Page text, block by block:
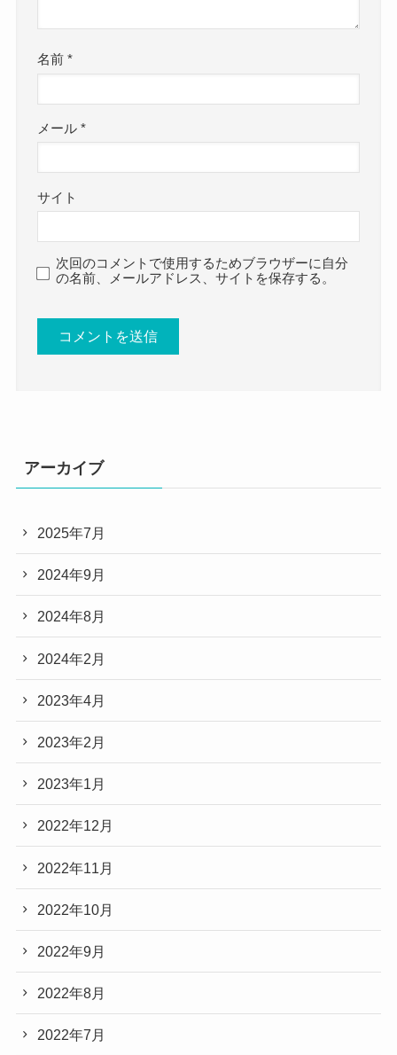
名前*
メール*
サイト
次回のコメントで使用するためブラウザーに自分
の名前、メールアドレス、サイトを保存する。
アーカイブ
2025年7月
2024年9月
2024年8月
2024年2月
2023年4月
2023年2月
2023年1月
2022年12月
2022年11月
2022年10月
2022年9月
2022年8月
2022年7月